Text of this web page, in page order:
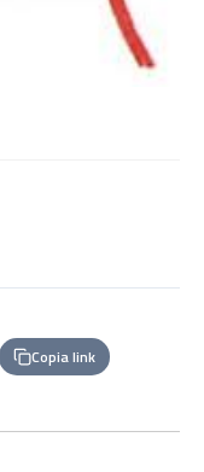
Copia link